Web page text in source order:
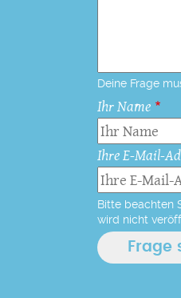
Deine Frage
Ihr Name
Ihre E-Mail-
Bitte beachten
wird nicht